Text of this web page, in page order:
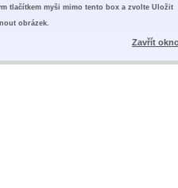
tlačítkem myši mimo tento box a zvolte Uložit
obrázek.
Zavřít